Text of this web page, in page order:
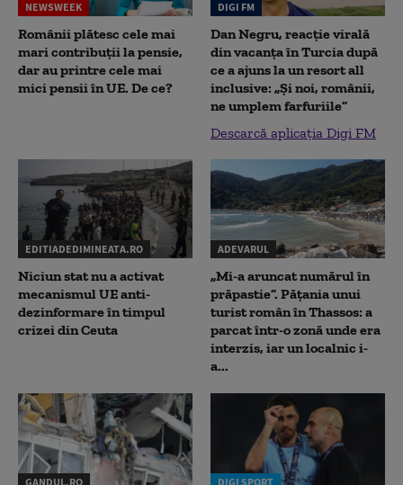
NEWSWEEK
Românii plătesc cele mai
mari contribuții la pensie,
dar au printre cele mai
mici pensii în UE. De ce?
DIGI FM
Dan Negru, reacție virală
din vacanța în Turcia după
ce a ajuns la un resort all
inclusive: „Și noi, românii,
ne umplem farfuriile”
Descarcă aplicația Digi FM
EDITIADEDIMINEATA.RO
Niciun stat nu a activat
mecanismul UE anti-
dezinformare în timpul
crizei din Ceuta
ADEVARUL
„Mi-a aruncat numărul în
prăpastie”. Pățania unui
turist român în Thassos: a
parcat într-o zonă unde era
interzis, iar un localnic i-
a...
GANDUL.RO DIGI SPORT